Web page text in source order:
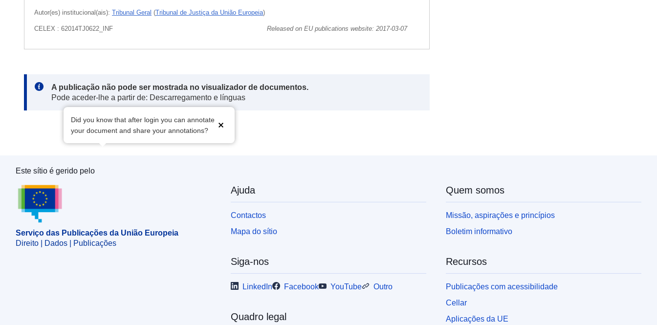
Autor(es) institucional(ais): Tribunal Geral (Tribunal de Justiça da União Europeia)
CELEX : 62014TJ0622_INF Released on EU publications website: 2017-03-07
Note:
A publicação não pode ser mostrada no visualizador de documentos.
Pode aceder-lhe a partir de: Descarregamento e línguas
Did you know that after login you can annotate
your document and share your annotations?
Serviço das Publicações da União Europeia
Este sítio é gerido pelo
Serviço das Publicações da União Europeia
Direito | Dados | Publicações
Ajuda
Contactos
Mapa do sítio
Siga-nos
LinkedIn Facebook YouTube Outro
Quadro legal
Quem somos
Missão, aspirações e princípios
Boletim informativo
Recursos
Publicações com acessibilidade
Cellar
Aplicações da UE